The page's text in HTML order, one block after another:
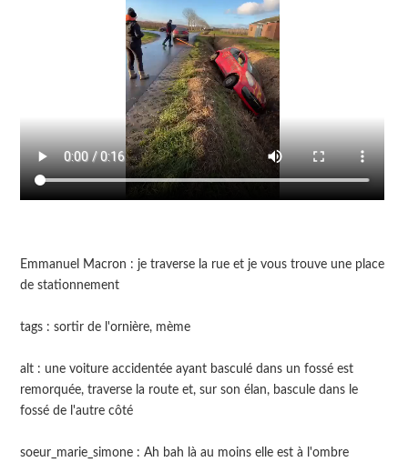
Emmanuel Macron : je traverse la rue et je vous trouve une place
de stationnement
tags : sortir de l'ornière, mème
alt : une voiture accidentée ayant basculé dans un fossé est
remorquée, traverse la route et, sur son élan, bascule dans le
fossé de l'autre côté
soeur_marie_simone : Ah bah là au moins elle est à l'ombre